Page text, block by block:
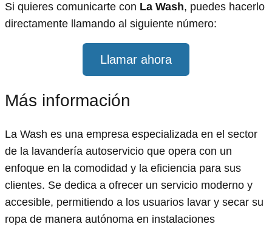
Si quieres comunicarte con La Wash, puedes hacerlo
directamente llamando al siguiente número:
Llamar ahora
Más información
La Wash es una empresa especializada en el sector
de la lavandería autoservicio que opera con un
enfoque en la comodidad y la eficiencia para sus
clientes. Se dedica a ofrecer un servicio moderno y
accesible, permitiendo a los usuarios lavar y secar su
ropa de manera autónoma en instalaciones